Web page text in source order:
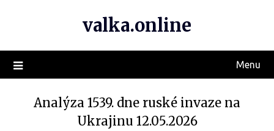
valka.online
Menu
Analýza 1539. dne ruské invaze na
Ukrajinu 12.05.2026